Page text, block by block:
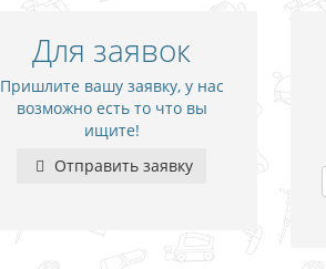
Для заявок
Пришлите вашу заявку, у нас
возможно есть то что вы
ищите!
Отправить заявку